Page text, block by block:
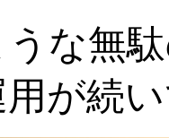
な無
が続